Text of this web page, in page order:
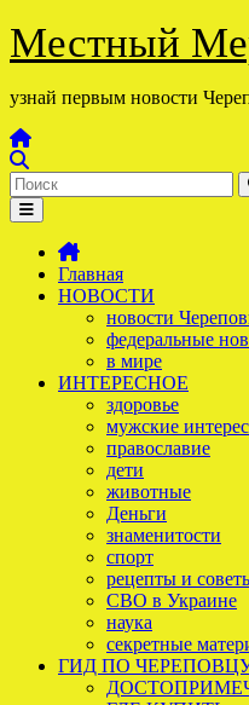
Перейти
к
Местный
узнай первым новости
Главная
НОВОСТИ
новости
федеральные
в мире
ИНТЕРЕСНОЕ
здоровье
мужские
православие
дети
животные
Деньги
знаменитости
спорт
рецепты и
СВО в Украине
наука
секретные
ГИД ПО